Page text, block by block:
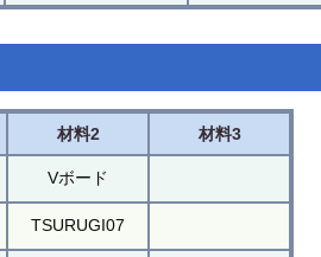
材料2 材料3
Vボード
TSURUGI07